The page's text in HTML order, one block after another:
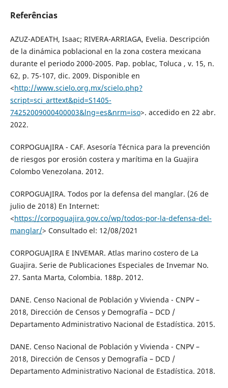
Referências
AZUZ-ADEATH, Isaac; RIVERA-ARRIAGA, Evelia. Descripción
de la dinámica poblacional en la zona costera mexicana
durante el periodo 2000-2005. Pap. poblac, Toluca , v. 15, n.
62, p. 75-107, dic. 2009. Disponible en
<http://www.scielo.org.mx/scielo.php?
script=sci_arttext&pid=S1405-
74252009000400003&lng=es&nrm=iso>. accedido en 22 abr.
2022.
CORPOGUAJIRA - CAF. Asesoría Técnica para la prevención
de riesgos por erosión costera y marítima en la Guajira
Colombo Venezolana. 2012.
CORPOGUAJIRA. Todos por la defensa del manglar. (26 de
julio de 2018) En Internet:
<https://corpoguajira.gov.co/wp/todos-por-la-defensa-del-
manglar/> Consultado el: 12/08/2021
CORPOGUAJIRA E INVEMAR. Atlas marino costero de La
Guajira. Serie de Publicaciones Especiales de Invemar No.
27. Santa Marta, Colombia. 188p. 2012.
DANE. Censo Nacional de Población y Vivienda - CNPV –
2018, Dirección de Censos y Demografía – DCD /
Departamento Administrativo Nacional de Estadística. 2015.
DANE. Censo Nacional de Población y Vivienda - CNPV –
2018, Dirección de Censos y Demografía – DCD /
Departamento Administrativo Nacional de Estadística. 2018.